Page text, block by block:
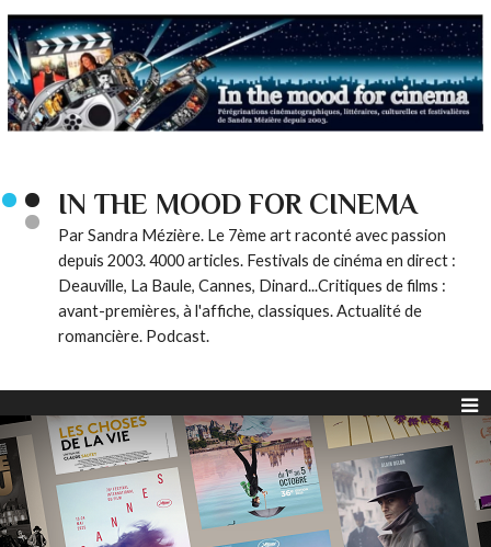
IN THE MOOD FOR CINEMA
Par Sandra Mézière. Le 7ème art raconté avec passion
depuis 2003. 4000 articles. Festivals de cinéma en direct :
Deauville, La Baule, Cannes, Dinard...Critiques de films :
avant-premières, à l'affiche, classiques. Actualité de
romancière. Podcast.